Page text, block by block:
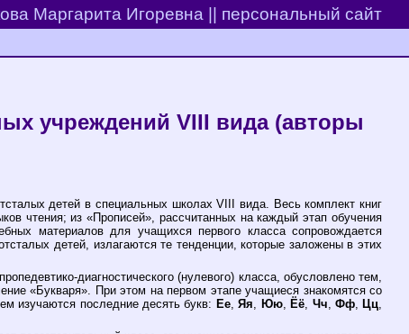
Маргарита Игоревна || персональный сайт
учреждений VIII вида (авторы
детей в специальных школах VIII вида. Весь комплект книг
чтения; из «Прописей», рассчитанных на каждый этап обучения
материалов для учащихся первого класса сопровождается
детей, излагаются те тенденции, которые заложены в этих
диагностического (нулевого) класса, обусловлено тем,
«Букваря». При этом на первом этапе учащиеся знакомятся со
изучаются последние десять букв: Ее,Яя, Юю, Ёё, Чч, Фф, Цц,